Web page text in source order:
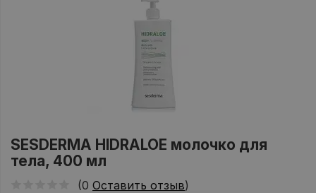
SESDERMA HIDRALOE молочко для
тела, 400 мл
(0 Оставить отзыв)